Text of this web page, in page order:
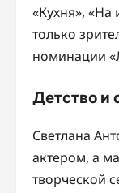
«Кухня», «На
только
номинации
Детство и
Светлана
актером, а
творческой